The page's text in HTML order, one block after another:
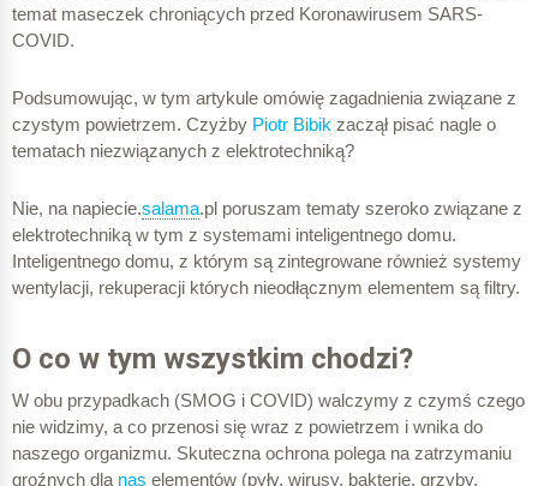
temat maseczek chroniących przed Koronawirusem SARS-
COVID.
Podsumowując, w tym artykule omówię zagadnienia związane z
czystym powietrzem. Czyżby Piotr Bibik zaczął pisać nagle o
tematach niezwiązanych z elektrotechniką?
Nie, na napiecie.salama.pl poruszam tematy szeroko związane z
elektrotechniką w tym z systemami inteligentnego domu.
Inteligentnego domu, z którym są zintegrowane również systemy
wentylacji, rekuperacji których nieodłącznym elementem są filtry.
O co w tym wszystkim chodzi?
W obu przypadkach (SMOG i COVID) walczymy z czymś czego
nie widzimy, a co przenosi się wraz z powietrzem i wnika do
naszego organizmu. Skuteczna ochrona polega na zatrzymaniu
groźnych dla nas elementów (pyły, wirusy, bakterie, grzyby,